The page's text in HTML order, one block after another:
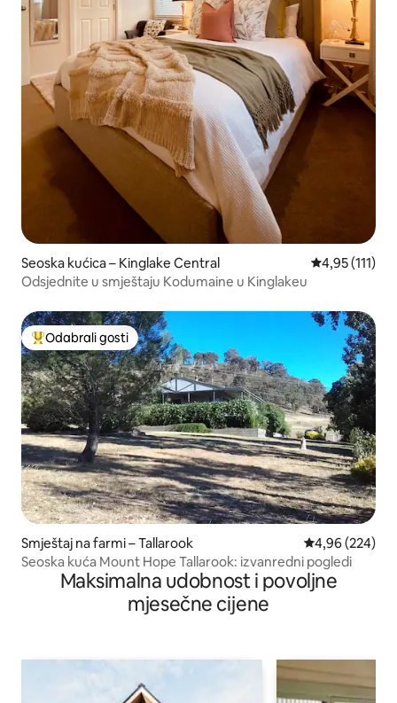
Seoska kućica – Kinglake Central Prosječna
4,95 (111)
Odsjednite u smještaju Kodumaine u Kinglakeu
Među najviše rangiranima s oznakom „Odabrali gosti”
Odabrali gosti
Smještaj na farmi – Tallarook Prosječna
4,96 (224)
Seoska kuća Mount Hope Tallarook: izvanredni pogledi
Maksimalna udobnost i povoljne
mjesečne cijene